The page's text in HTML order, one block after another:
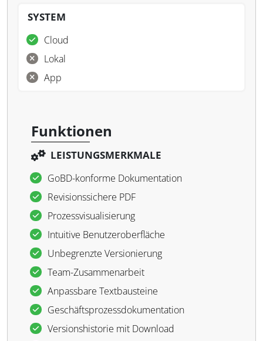
SYSTEM
Cloud
Lokal
App
Funktionen
LEISTUNGSMERKMALE
GoBD-konforme Dokumentation
Revisionssichere PDF
Prozessvisualisierung
Intuitive Benutzeroberfläche
Unbegrenzte Versionierung
Team-Zusammenarbeit
Anpassbare Textbausteine
Geschäftsprozessdokumentation
Versionshistorie mit Download